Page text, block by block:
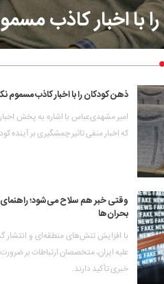
با اخبار کاذب
ذهن کودکان را با اخبار کاذب مسموم
امیر مشهدی‌عباس با اشاره به پخش
که اخبار منفی تاثیر چمشگیری بر آینده
وقتی خبر هم سلاح می‌شود؛
بحران‌ها
با افزایش تنش‌های منطقه‌ای و انتشار
علیه ایران، متخصصان ارتباطات بر
خبری تأکید دارند.